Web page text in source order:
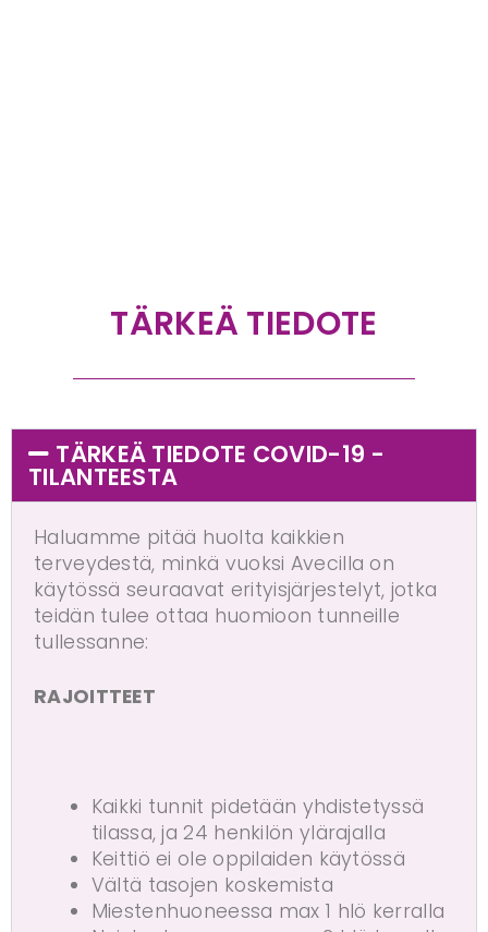
TÄRKEÄ TIEDOTE
TÄRKEÄ TIEDOTE COVID-19​ -
TILANTEESTA
Haluamme pitää huolta kaikkien
terveydestä, minkä vuoksi Avecilla on
käytössä seuraavat erityisjärjestelyt, jotka
teidän tulee ottaa huomioon tunneille
tullessanne:
RAJOITTEET
Kaikki tunnit pidetään yhdistetyssä
tilassa, ja 24 henkilön ylärajalla
Keittiö ei ole oppilaiden käytössä
Vältä tasojen koskemista
Miestenhuoneessa max 1 hlö kerralla